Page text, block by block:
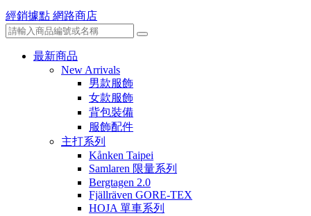
經銷據點 網路商店
最新商品
New Arrivals
男款服飾
女款服飾
背包裝備
服飾配件
主打系列
Kånken Taipei
Samlaren 限量系列
Bergtagen 2.0
Fjällräven GORE-TEX
HOJA 單車系列